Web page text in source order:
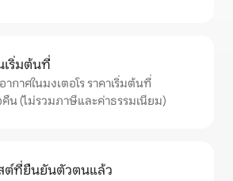
เริ่มต้นที่
กาศในมงเตอโร ราคาเริ่มต้นที่
คืน (ไม่รวมภาษีและค่าธรรมเนียม)
ต์ที่ยืนยันตัวตนแล้ว